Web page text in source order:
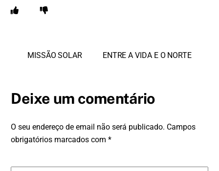
MISSÃO SOLAR ENTRE A VIDA E O NORTE
Deixe um comentário
O seu endereço de email não será publicado. Campos
obrigatórios marcados com*